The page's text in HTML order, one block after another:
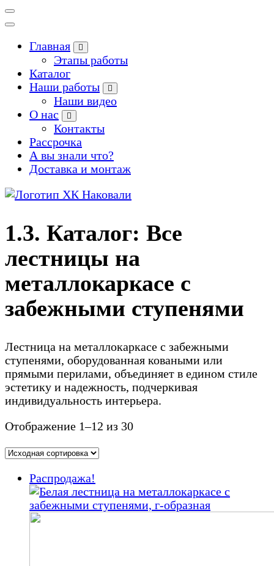
Главная
Этапы работы
Каталог
Наши работы
Наши видео
О нас
Контакты
Рассрочка
А вы знали что?
Доставка и монтаж
1.3. Каталог: Все
лестницы на
металлокаркасе с
забежными ступенями
Лестница на металлокаркасе с забежными
ступенями, оборудованная коваными или
прямыми перилами, объединяет в едином стиле
эстетику и надежность, подчеркивая
индивидуальность интерьера.
Отображение 1–12 из 30
Распродажа!